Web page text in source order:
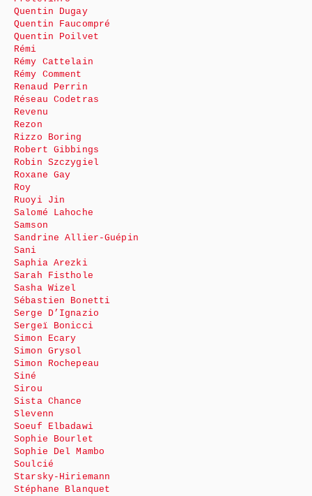
Quentin Dugay
Quentin Faucompré
Quentin Poilvet
Rémi
Rémy Cattelain
Rémy Comment
Renaud Perrin
Réseau Codetras
Revenu
Rezon
Rizzo Boring
Robert Gibbings
Robin Szczygiel
Roxane Gay
Roy
Ruoyi Jin
Salomé Lahoche
Samson
Sandrine Allier-Guépin
Sani
Saphia Arezki
Sarah Fisthole
Sasha Wizel
Sébastien Bonetti
Serge D’Ignazio
Sergeï Bonicci
Simon Ecary
Simon Grysol
Simon Rochepeau
Siné
Sirou
Sista Chance
Slevenn
Soeuf Elbadawi
Sophie Bourlet
Sophie Del Mambo
Soulcié
Starsky-Hiriemann
Stéphane Blanquet